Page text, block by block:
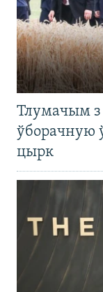
Тлумачым з
ўборачную
цырк